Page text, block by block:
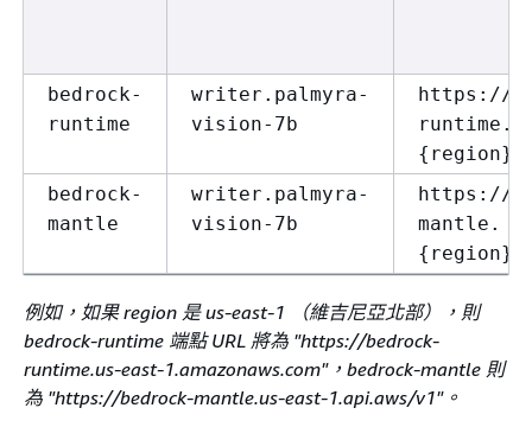
bedrock-
runtime
writer.palmyra-
vision-7b
https://
runtime.
{
bedrock-
mantle
writer.palmyra-
vision-7b
https://
mantle.
{
例如，如果 region 是 us-east-1 （維吉尼亞北部），則
bedrock-runtime 端點 URL 將為 "https://bedrock-
runtime.us-east-1.amazonaws.com"，bedrock-mantle 則
為 "https://bedrock-mantle.us-east-1.api.aws/v1"。